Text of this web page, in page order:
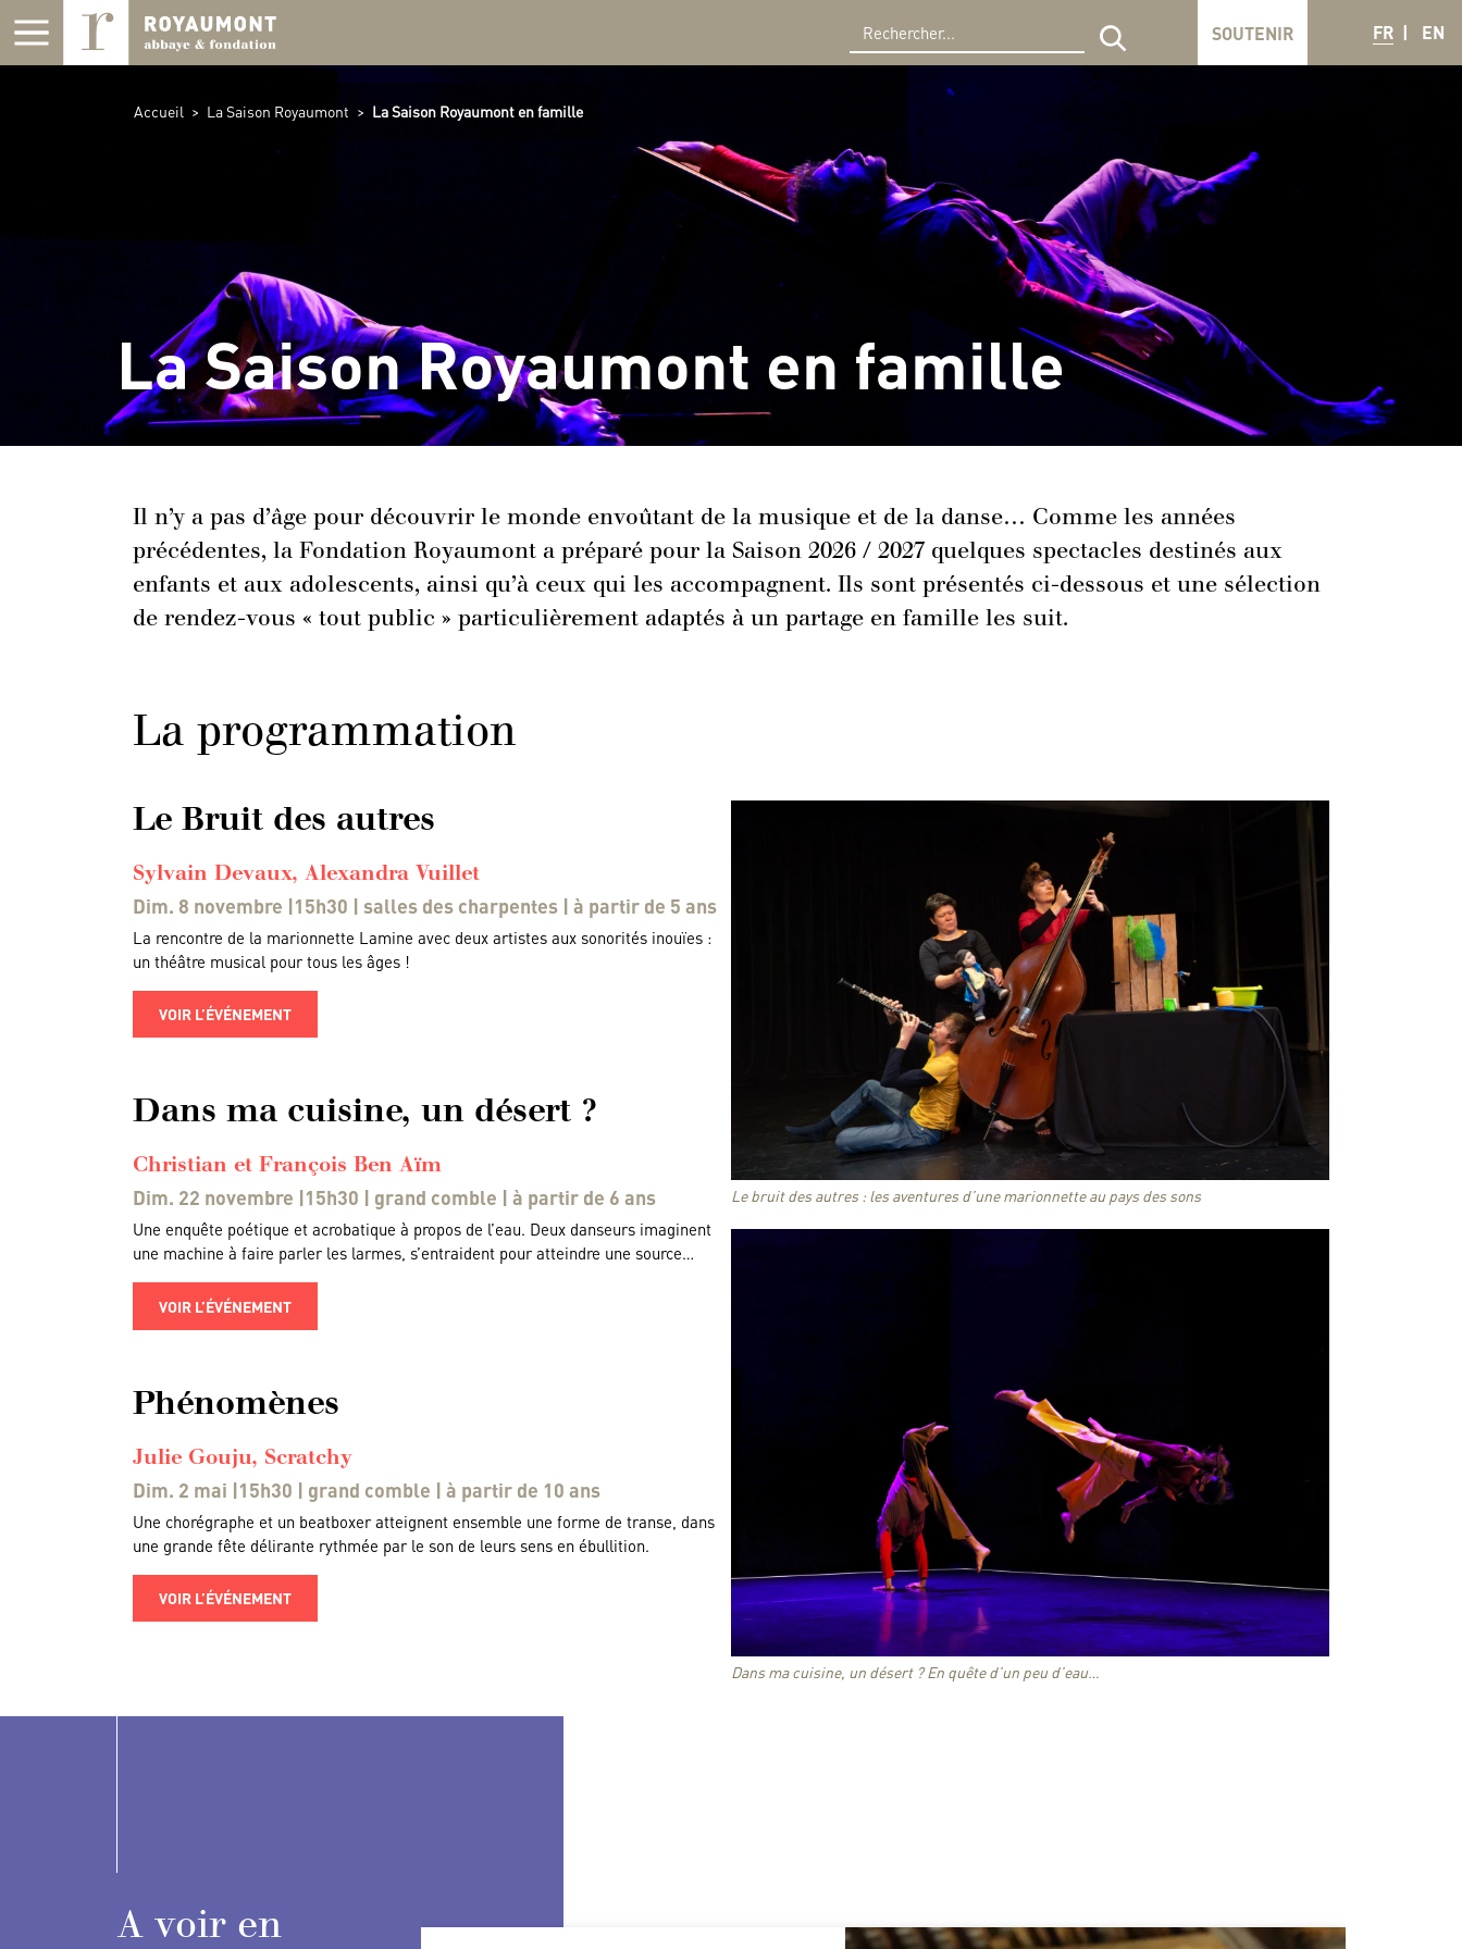
Rechercher sur le site SOUTENIR FR EN
Accueil > La Saison Royaumont > La Saison Royaumont en famille
La Saison Royaumont en famille
Il n’y a pas d’âge pour découvrir le monde envoûtant de la musique et de la danse… Comme les années
précédentes, la Fondation Royaumont a préparé pour la Saison 2026 / 2027 quelques spectacles destinés aux
enfants et aux adolescents, ainsi qu’à ceux qui les accompagnent. Ils sont présentés ci-dessous et une sélection
de rendez-vous « tout public » particulièrement adaptés à un partage en famille les suit.
La programmation
Le Bruit des autres
Sylvain Devaux, Alexandra Vuillet
Dim. 8 novembre |15h30 | salles des charpentes | à partir de 5 ans
La rencontre de la marionnette Lamine avec deux artistes aux sonorités inouïes :
un théâtre musical pour tous les âges !
VOIR L’ÉVÉNEMENT
Dans ma cuisine, un désert ?
Christian et François Ben Aïm
Dim. 22 novembre |15h30 | grand comble | à partir de 6 ans
Une enquête poétique et acrobatique à propos de l’eau. Deux danseurs imaginent
une machine à faire parler les larmes, s’entraident pour atteindre une source…
VOIR L’ÉVÉNEMENT
Phénomènes
Julie Gouju, Scratchy
Dim. 2 mai |15h30 | grand comble | à partir de 10 ans
Une chorégraphe et un beatboxer atteignent ensemble une forme de transe, dans
une grande fête délirante rythmée par le son de leurs sens en ébullition.
VOIR L’ÉVÉNEMENT
Le bruit des autres : les aventures d’une marionnette au pays des sons
Dans ma cuisine, un désert ? En quête d’un peu d’eau…
A voir en
Panneau de gestion des cookies